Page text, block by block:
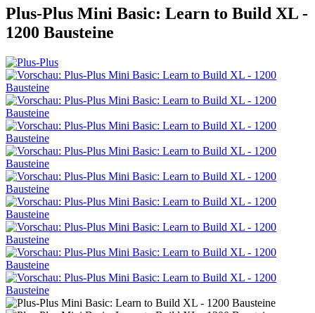
Plus-Plus Mini Basic: Learn to Build XL -
1200 Bausteine